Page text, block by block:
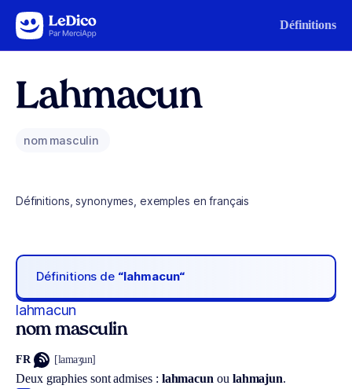
Aller au contenu Définitions
Lahmacun
nom masculin
Définitions, synonymes, exemples en français
Définitions de “lahmacun“
lahmacun
nom masculin
FR [lamaʒun]
Deux graphies sont admises : lahmacun ou lahmajun.